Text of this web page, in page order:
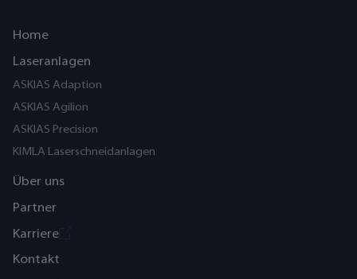
und schlägt dann die passende Anlage vor.
Link:Kontakt für Preisanfrage und technische Beratung
Home
Laseranlagen
ASKIAS Adaption
ASKIAS Agilion
ASKIAS Precision
KIMLA Laserschneidanlagen
Über uns
Partner
Karriere
Kontakt